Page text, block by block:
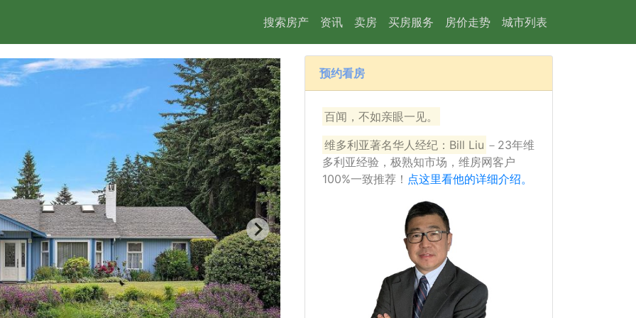
搜索房产 资讯 卖房 买房服务 房价走势 城市列表
2/28预约看房
百闻，不如亲眼一见。
维多利亚著名华人经纪：Bill Liu －23年维
多利亚经验，极熟知市场，维房网客户
100%一致推荐！ 点这里看他的详细介绍。